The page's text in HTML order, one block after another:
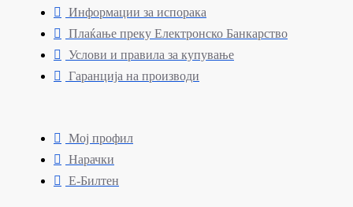
Информации за испорака
Плаќање преку Електронско Банкарство
Услови и правила за купување
Гаранција на производи
Мој профил
Нарачки
Е-Билтен